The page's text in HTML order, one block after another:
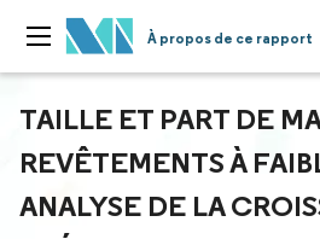
À propos de ce rapport
TAILLE ET PART DE
REVÊTEMENTS À
ANALYSE DE LA